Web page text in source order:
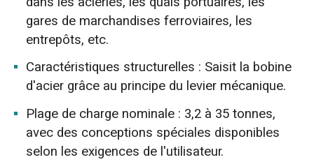
gares de marchandises ferroviaires, les
entrepôts, etc.
Caractéristiques structurelles : Saisit la bobine
d'acier grâce au principe du levier mécanique.
Plage de charge nominale : 3,2 à 35 tonnes,
avec des conceptions spéciales disponibles
selon les exigences de l'utilisateur.